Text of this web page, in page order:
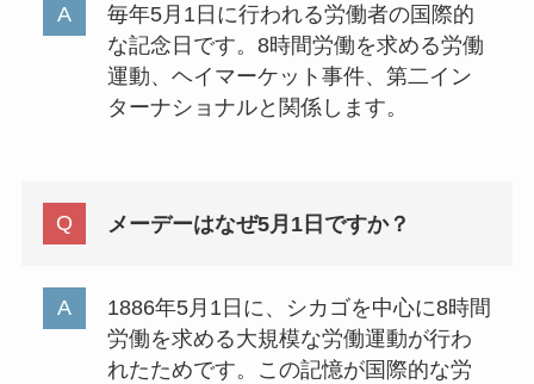
毎年5月1日に行われる労働者の国際的
な記念日です。8時間労働を求める労働
運動、ヘイマーケット事件、第二イン
ターナショナルと関係します。
メーデーはなぜ5月1日ですか？
1886年5月1日に、シカゴを中心に8時間
労働を求める大規模な労働運動が行わ
れたためです。この記憶が国際的な労